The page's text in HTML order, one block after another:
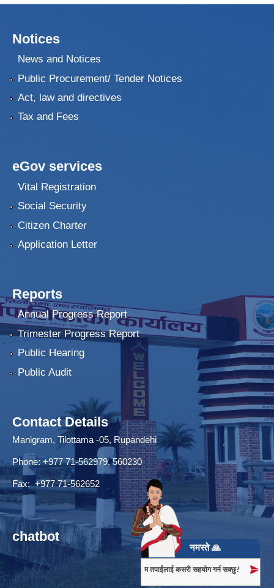
Notices
News and Notices
Public Procurement/ Tender Notices
Act, law and directives
Tax and Fees
eGov services
Vital Registration
Social Security
Citizen Charter
Application Letter
Reports
Annual Progress Report
Trimester Progress Report
Public Hearing
Public Audit
Contact Details
Manigram, Tilottama -05, Rupandehi
Phone: +977 71-562979, 560230
Fax: +977 71-562652
chatbot
नमस्ते 🙏
म तपाईंलाई कसरी सहयोग गर्न सक्छु?